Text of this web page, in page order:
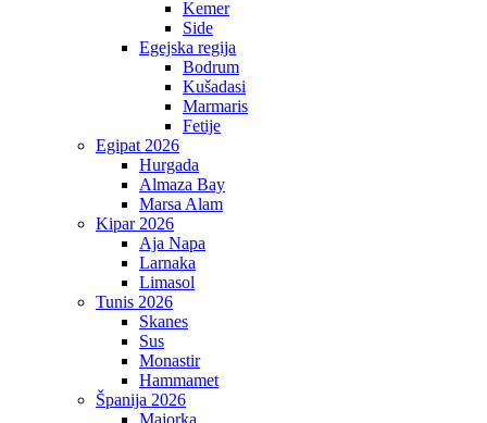
Kemer
Side
Egejska regija
Bodrum
Kušadasi
Marmaris
Fetije
Egipat 2026
Hurgada
Almaza Bay
Marsa Alam
Kipar 2026
Aja Napa
Larnaka
Limasol
Tunis 2026
Skanes
Sus
Monastir
Hammamet
Španija 2026